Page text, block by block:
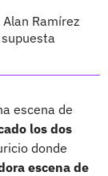
Ramírez
escena de
los dos
donde
escena de